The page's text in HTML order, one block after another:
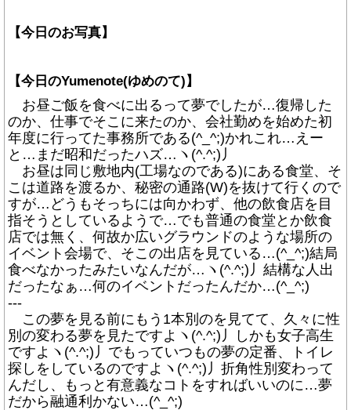
【今日のお写真】
【今日のYumenote(ゆめのて)】
お昼ご飯を食べに出るって夢でしたが…復帰した
のか、仕事でそこに来たのか、会社勤めを始めた初
年度に行ってた事務所である(^_^;)かれこれ…えー
と…まだ昭和だったハズ…ヽ(^.^;)丿
お昼は同じ敷地内(工場なのである)にある食堂、そ
こは道路を渡るか、秘密の通路(W)を抜けて行くので
すが…どうもそっちには向かわず、他の飲食店を目
指そうとしているようで…でも普通の食堂とか飲食
店では無く、何故か広いグラウンドのような場所の
イベント会場で、そこの出店を見ている…(^_^;)結局
食べなかったみたいなんだが…ヽ(^.^;)丿結構な人出
だったなぁ…何のイベントだったんだか…(^_^;)
---
この夢を見る前にもう1本別のを見てて、久々に性
別の変わる夢を見たですよヽ(^.^;)丿しかも女子高生
ですよヽ(^.^;)丿でもっていつもの夢の定番、トイレ
探しをしているのですよヽ(^.^;)丿折角性別変わって
んだし、もっと有意義なコトをすればいいのに…夢
だから融通利かない…(^_^;)